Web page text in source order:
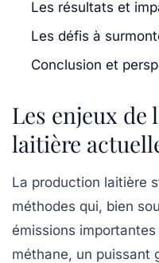
Les résultats et
Les défis à
Conclusion et
Les enjeux de
laitière
La production laitière
méthodes qui, bien
émissions
méthane, un puissant